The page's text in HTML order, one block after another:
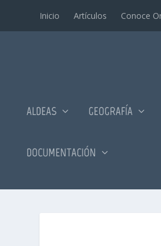
Inicio Artí­culos Conoce
ALDEAS GEOGRAFÍA
DOCUMENTACIÓN